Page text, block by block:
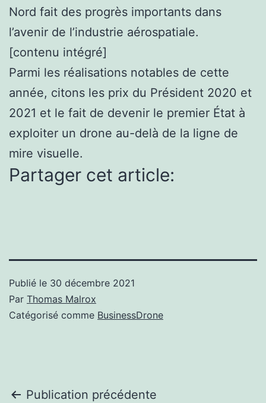
Nord fait des progrès importants dans
l’avenir de l’industrie aérospatiale.
[contenu intégré]
Parmi les réalisations notables de cette
année, citons les prix du Président 2020 et
2021 et le fait de devenir le premier État à
exploiter un drone au-delà de la ligne de
mire visuelle.
Partager cet article:
Publié le 30 décembre 2021
Par Thomas Malrox
Catégorisé comme BusinessDrone
Publication précédente